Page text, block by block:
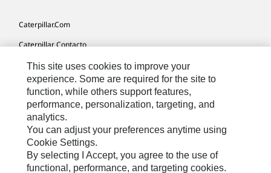
Caterpillar.com
Caterpillar Contacto
Mis Preferencias De Marketing
Site Map
Cookie Settings
Legal
Privacy
This site uses cookies to improve your
experience. Some are required for the site to
function, while others support features,
performance, personalization, targeting, and
analytics.
You can adjust your preferences anytime using
Cookie Settings.
By selecting I Accept, you agree to the use of
functional, performance, and targeting cookies.